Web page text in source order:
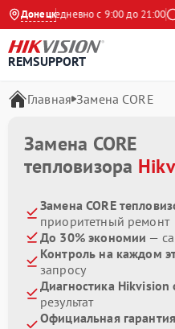
Донецк
Ежедневно с 9:00 до 21:00
REMSUPPORT
Главная Замена CORE
Замена CORE
тепловизора
Замена CORE
приоритетный ремонт
До 30% экономии —
Контроль на каждом
запросу
Диагностика Hikvision
результат
Официальная